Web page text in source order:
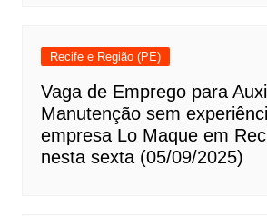
Recife e Região (PE)
Vaga de Emprego para
Manutenção sem
empresa Lo Maque em
nesta sexta (05/09/2025)